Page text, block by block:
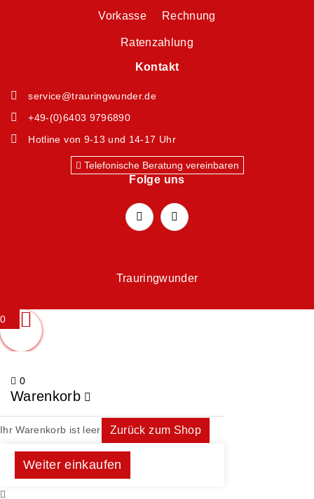
Vorkasse Rechnung
Ratenzahlung
Kontakt
service@trauringwunder.de
+49-(0)6403 9796890
Hotline von 9-13 und 14-17 Uhr
Telefonische Beratung vereinbaren
Folge uns
Trauringwunder
0
0
Warenkorb
Ihr Warenkorb ist leer Zurück zum Shop
Weiter einkaufen